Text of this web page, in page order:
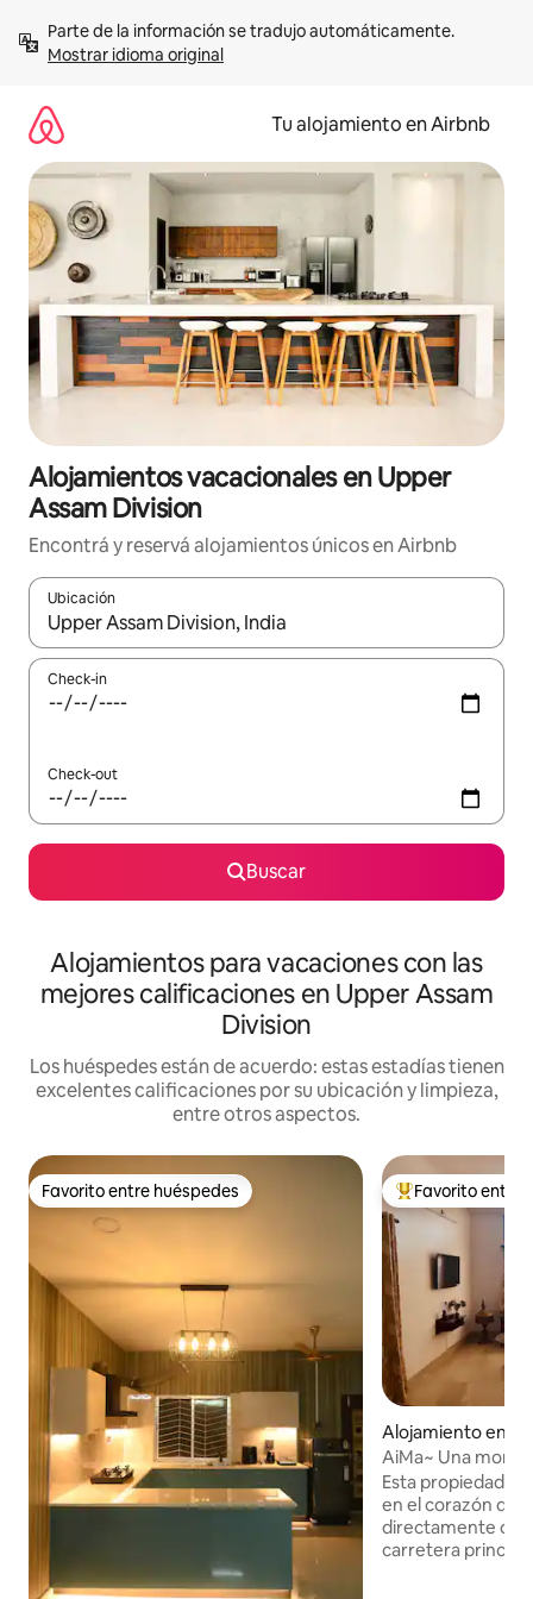
contenidoMostrar idioma original
Tu alojamiento en Airbnb
Alojamientos vacacionales en Upper
Assam Division
Encontrá y reservá alojamientos únicos en Airbnb
Ubicación
Cuando los resultados estén disponibles, navegá con las
Check-in
Check-out
Buscar
Alojamientos para vacaciones con las
mejores calificaciones en Upper Assam
Division
Los huéspedes están de acuerdo: estas estadías tienen
excelentes calificaciones por su ubicación y limpieza,
entre otros aspectos.
Favorito entre huéspedes
Favorito entre huéspedes Favorito entre
Favorito entre
Alojamiento en
AiMa~ Una
Esta propiedad
en el corazón de
directamente
carretera principal. La estación de